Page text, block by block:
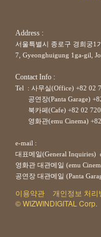
Address :
서울특별시 종로구 경희궁1
7, Gyeonghuigung 1ga-gil,
Contact Info :
Tel : 사무실(Office) +82 02
공연장(Panta Garage)
북카페(Cafe) +82 02
영화관(emu Cinema) +82
e-mail :
대표메일(General Inquiries)
영화관 대관메일 (emu
공연장 대관메일 (Panta
이용약관 개인정보 처리
© WIZWINDIGITAL Corp.